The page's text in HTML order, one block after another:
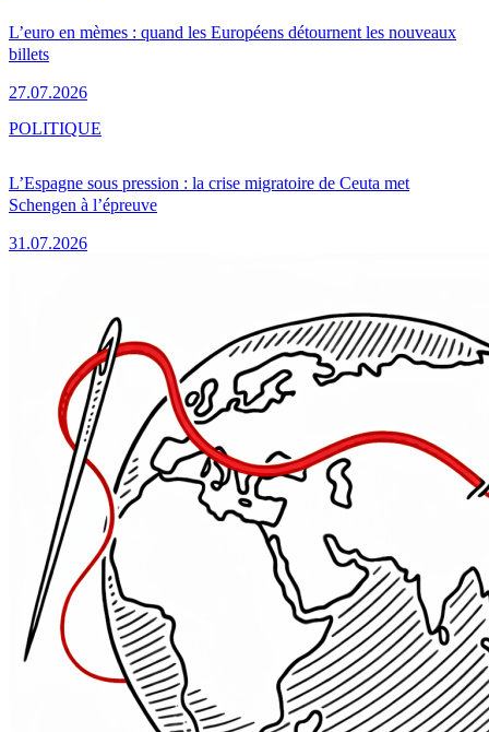
L’euro en mèmes : quand les Européens détournent les nouveaux
billets
27.07.2026
L’Espagne sous pression : la crise migratoire de Ceuta met
Schengen à l’épreuve
31.07.2026
POLITIQUE